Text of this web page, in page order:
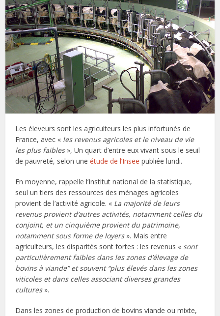
Les éleveurs sont les agriculteurs les plus infortunés de
France, avec « les revenus agricoles et le niveau de vie
les plus faibles», Un quart d’entre eux vivant sous le seuil
de pauvreté, selon uneétude de l’Insee publiée lundi.
En moyenne, rappelle l’Institut national de la statistique,
seul un tiers des ressources des ménages agricoles
provient de l’activité agricole. « La majorité de leurs
revenus provient d’autres activités, notamment celles du
conjoint, et un cinquième provient du patrimoine,
notamment sous forme de loyers». Mais entre
agriculteurs, les disparités sont fortes : les revenus « sont
particulièrement faibles dans les zones d’élevage de
bovins à viande” et souvent “plus élevés dans les zones
viticoles et dans celles associant diverses grandes
cultures».
Dans les zones de production de bovins viande ou mixte,